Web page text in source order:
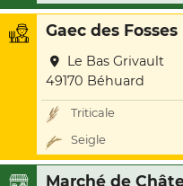
Gaec des Fosses
Le Bas Grivault
49170 Béhuard
Triticale
Seigle
Marché de